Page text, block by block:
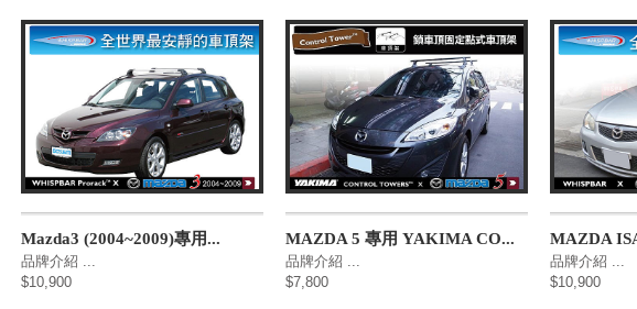
Mazda3 (2004~2009)專用...
品牌介紹 ...
$10,900
MAZDA 5 專用 YAKIMA CO...
品牌介紹 ...
$7,800
MAZDA
品牌介紹 ...
$10,900